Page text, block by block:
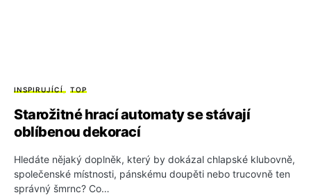
INSPIRUJÍCÍ TOP
Starožitné hrací automaty se stávají
oblíbenou dekorací
Hledáte nějaký doplněk, který by dokázal chlapské klubovně,
společenské místnosti, pánskému doupěti nebo trucovně ten
správný šmrnc? Co…